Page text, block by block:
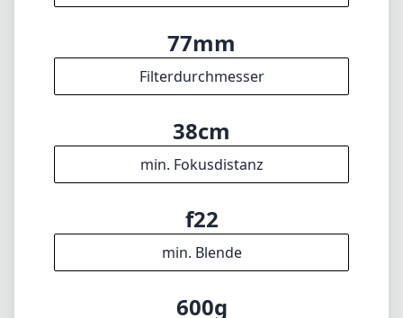
70mm
max. Brennweite
f4
max. Blende (min. zoom)
f4
max. Blende (max. zoom)
77mm
Filterdurchmesser